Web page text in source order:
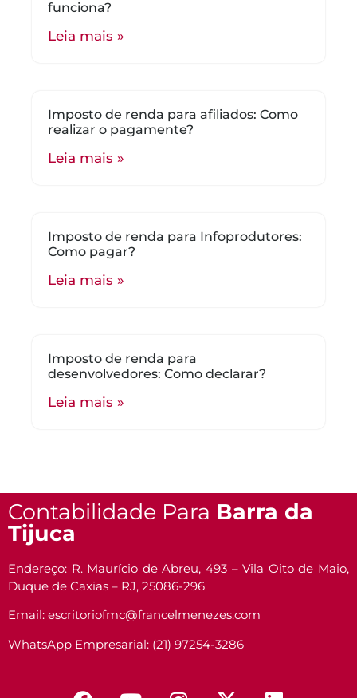
funciona?
Leia mais »
Imposto de renda para afiliados: Como
realizar o pagamente?
Leia mais »
Imposto de renda para Infoprodutores:
Como pagar?
Leia mais »
Imposto de renda para
desenvolvedores: Como declarar?
Leia mais »
Contabilidade Para Barra da
Tijuca
Endereço: R. Maurício de Abreu, 493 – Vila Oito de Maio,
Duque de Caxias – RJ, 25086-296
Email: escritoriofmc@francelmenezes.com
WhatsApp Empresarial: (21) 97254-3286